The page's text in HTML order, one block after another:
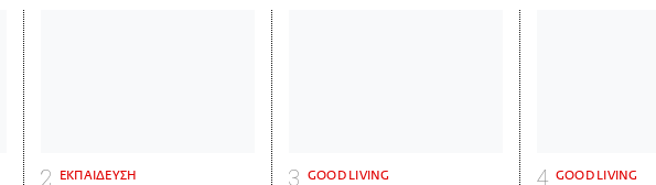
ΕΚΠΑΙΔΕΥΣΗ GOOD LIVING GOOD LIVING